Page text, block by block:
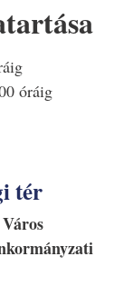
óráig
tér